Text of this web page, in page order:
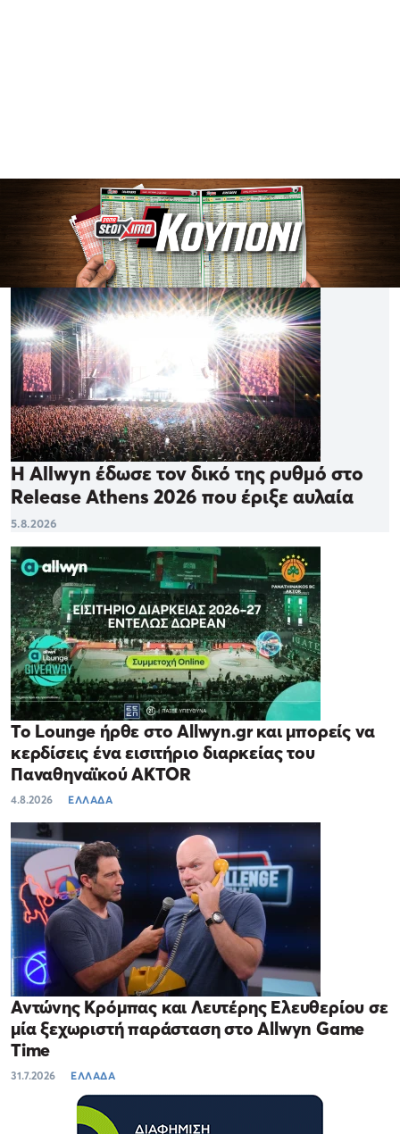
Η Allwyn έδωσε τον δικό της ρυθμό στο
Release Athens 2026 που έριξε αυλαία
5.8.2026
Το Lounge ήρθε στο Allwyn.gr και μπορείς να
κερδίσεις ένα εισιτήριο διαρκείας του
Παναθηναϊκού AKTOR
4.8.2026 ΕΛΛΑΔΑ
Αντώνης Κρόμπας και Λευτέρης Ελευθερίου σε
μία ξεχωριστή παράσταση στο Allwyn Game
Time
31.7.2026 ΕΛΛΑΔΑ